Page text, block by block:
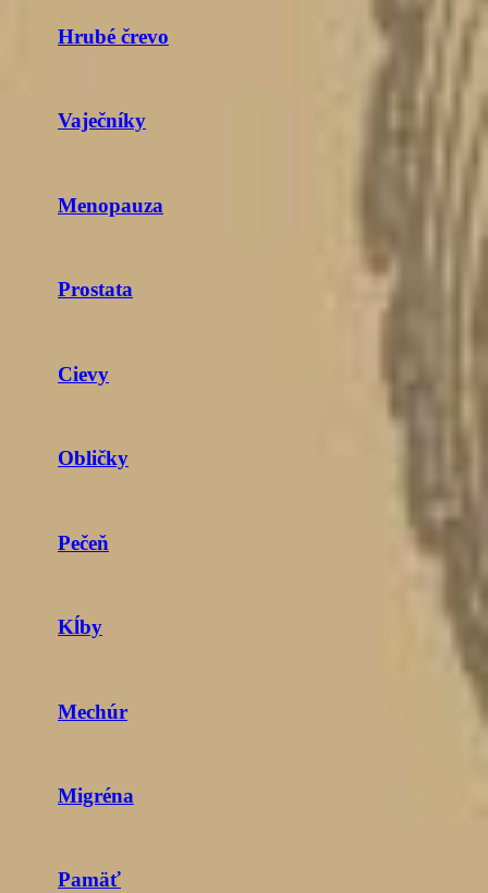
Hrubé črevo
Vaječníky
Menopauza
Prostata
Cievy
Obličky
Pečeň
Kĺby
Mechúr
Migréna
Pamäť